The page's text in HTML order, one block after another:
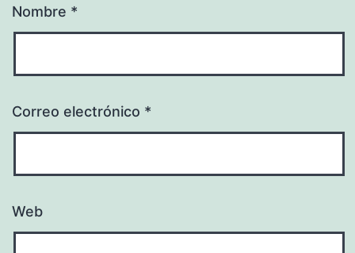
Nombre *
Correo electrónico *
Web